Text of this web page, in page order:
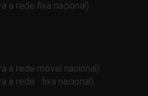
a rede fixa nacional)
a rede móvel nacional)
a rede fixa nacional)